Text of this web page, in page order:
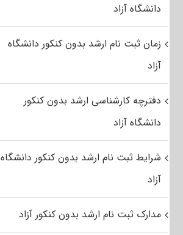
دانشگاه آزاد
زمان ثبت نام ارشد بدون کنکور دانشگاه
آزاد
دفترچه کارشناسی ارشد بدون کنکور
دانشگاه آزاد
شرایط ثبت نام ارشد بدون کنکور دانشگاه
آزاد
مدارک ثبت نام ارشد بدون کنکور آزاد